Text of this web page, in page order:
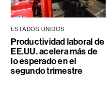
ESTADOS UNIDOS
Productividad laboral de
EE.UU. acelera más de
lo esperado en el
segundo trimestre